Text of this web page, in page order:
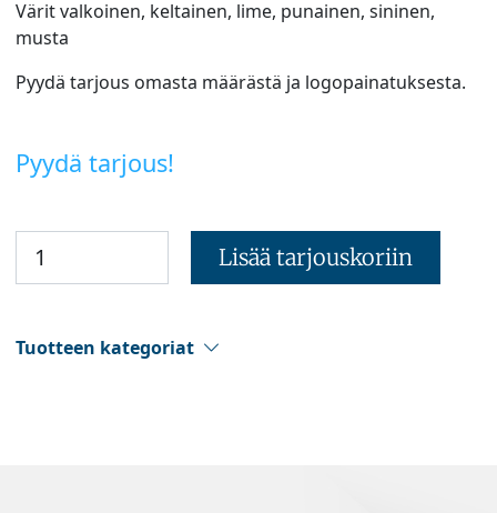
Värit valkoinen, keltainen, lime, punainen, sininen,
musta
Pyydä tarjous omasta määrästä ja logopainatuksesta.
Pyydä tarjous!
Lisää tarjouskoriin
Tuotteen kategoriat